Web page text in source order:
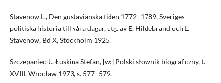
Stavenow L., Den gustavianska tiden 1772–1789, Sveriges
politiska historia till våra dagar, utg. av E. Hildebrand och L.
Stavenow, Bd X, Stockholm 1925.
Szczepaniec J., Łuskina Stefan, [w:] Polski słownik biograficzny, t.
XVIII, Wrocław 1973, s. 577–579.